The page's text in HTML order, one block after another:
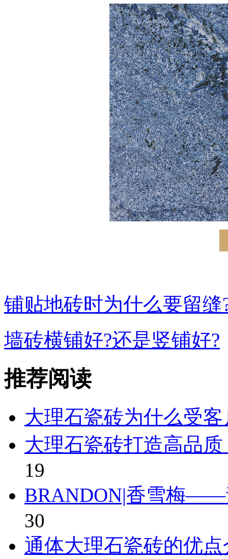
铺贴地砖时为什么要留缝
墙砖横铺好?还是竖铺好?
推荐阅读
大理石瓷砖为什么受
大理石瓷砖打造高品
19
BRANDON|香雪梅——
30
通体大理石瓷砖的优点